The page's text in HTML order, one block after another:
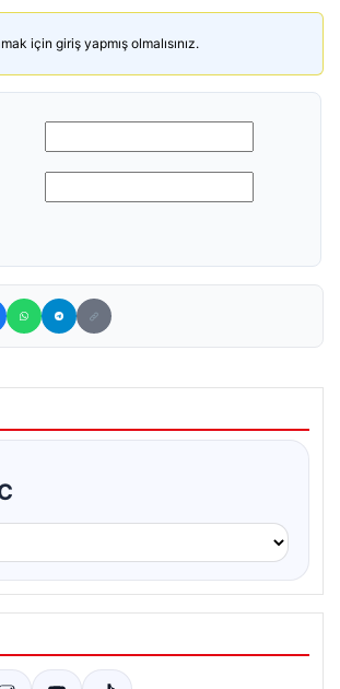
için giriş yapmış olmalısınız.